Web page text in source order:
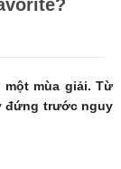
một mùa giải. Từ
đứng trước nguy